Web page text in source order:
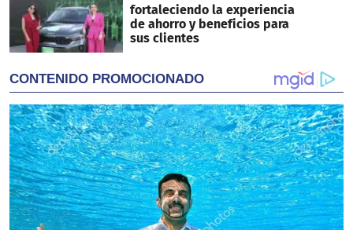
fortaleciendo la experiencia
de ahorro y beneficios para
sus clientes